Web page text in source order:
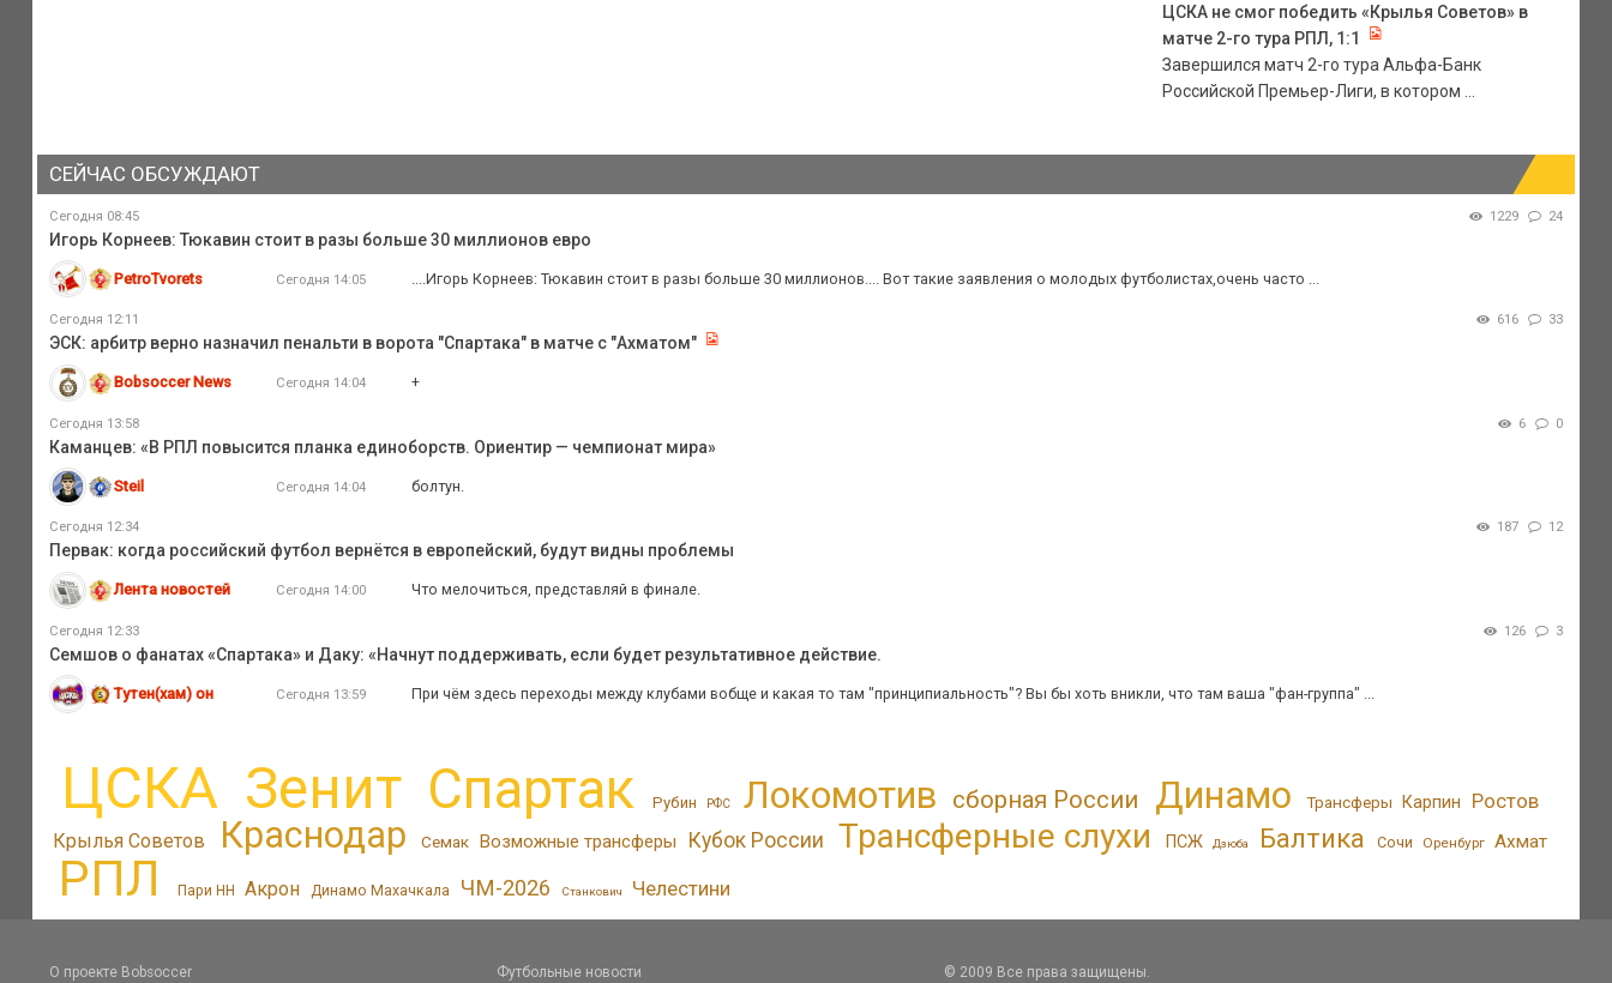
ЦСКА не смог победить «Крылья Советов» в
матче 2-го тура РПЛ, 1:1
Завершился матч 2-го тура Альфа-Банк
Российской Премьер-Лиги, в котором ...
СЕЙЧАС ОБСУЖДАЮТ
Сегодня 08:45 1229 24
Игорь Корнеев: Тюкавин стоит в разы больше 30 миллионов евро
PetroTvorets Сегодня 14:05 ....Игорь Корнеев: Тюкавин стоит в разы больше 30 миллионов.... Вот такие заявления о молодых футболистах,очень часто ...
Сегодня 12:11 616 33
ЭСК: арбитр верно назначил пенальти в ворота "Спартака" в матче с "Ахматом"
Bobsoccer News Сегодня 14:04 +
Сегодня 13:58 6 0
Каманцев: «В РПЛ повысится планка единоборств. Ориентир — чемпионат мира»
Steil Сегодня 14:04 болтун.
Сегодня 12:34 187 12
Первак: когда российский футбол вернётся в европейский, будут видны проблемы
Лента новостей Сегодня 14:00 Что мелочиться, представляй в финале.
Сегодня 12:33 126 3
Семшов о фанатах «Спартака» и Даку: «Начнут поддерживать, если будет результативное действие.
Тутен(хам) он Сегодня 13:59 При чём здесь переходы между клубами вобще и какая то там "принципиальность"? Вы бы хоть вникли, что там ваша "фан-группа" ...
ЦСКА Зенит Спартак Рубин РФС Локомотив сборная России Динамо Трансферы Карпин Ростов
Крылья Советов Краснодар Семак Возможные трансферы Кубок России Трансферные слухи ПСЖ Дзюба Балтика Сочи Оренбург Ахмат
РПЛ Пари НН Акрон Динамо Махачкала ЧМ-2026 Станкович Челестини
О проекте Bobsoccer Футбольные новости © 2009 Все права защищены.